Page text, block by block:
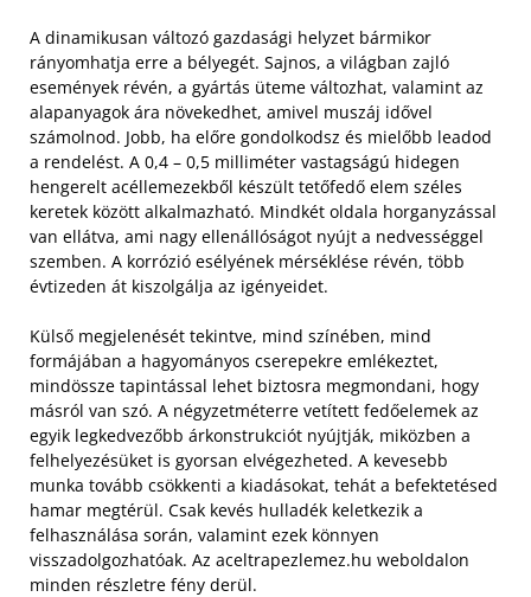
A dinamikusan változó gazdasági helyzet bármikor
rányomhatja erre a bélyegét. Sajnos, a világban zajló
események révén, a gyártás üteme változhat, valamint az
alapanyagok ára növekedhet, amivel muszáj idővel
számolnod. Jobb, ha előre gondolkodsz és mielőbb leadod
a rendelést. A 0,4 – 0,5 milliméter vastagságú hidegen
hengerelt acéllemezekből készült tetőfedő elem széles
keretek között alkalmazható. Mindkét oldala horganyzással
van ellátva, ami nagy ellenállóságot nyújt a nedvességgel
szemben. A korrózió esélyének mérséklése révén, több
évtizeden át kiszolgálja az igényeidet.
Külső megjelenését tekintve, mind színében, mind
formájában a hagyományos cserepekre emlékeztet,
mindössze tapintással lehet biztosra megmondani, hogy
másról van szó. A négyzetméterre vetített fedőelemek az
egyik legkedvezőbb árkonstrukciót nyújtják, miközben a
felhelyezésüket is gyorsan elvégezheted. A kevesebb
munka tovább csökkenti a kiadásokat, tehát a befektetésed
hamar megtérül. Csak kevés hulladék keletkezik a
felhasználása során, valamint ezek könnyen
visszadolgozhatóak. Az aceltrapezlemez.hu weboldalon
minden részletre fény derül.